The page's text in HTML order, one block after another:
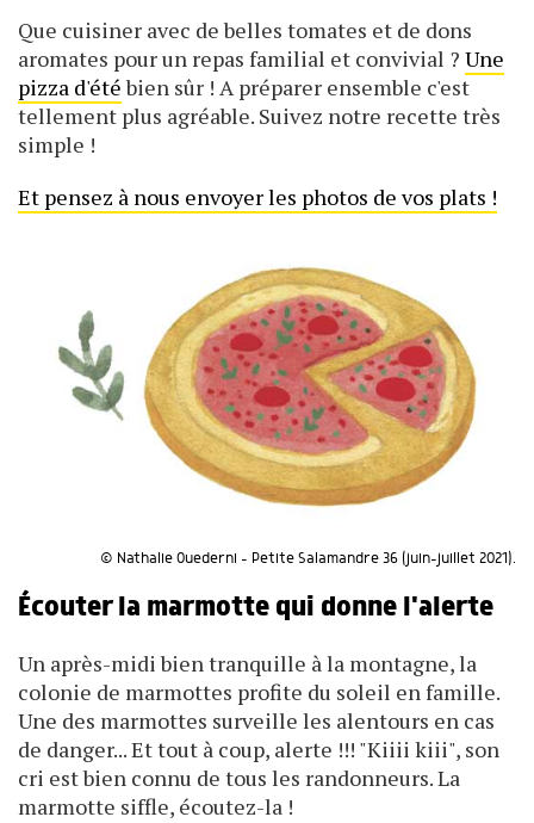
Que cuisiner avec de belles tomates et de dons
aromates pour un repas familial et convivial ? Une
pizza d'étébien sûr ! A préparer ensemble c'est
tellement plus agréable. Suivez notre recette très
simple !
Et pensez à nous envoyer les photos de vos plats !
© Nathalie Ouederni - Petite Salamandre 36 (juin-juillet 2021).
Écouter la marmotte qui donne l'alerte
Un après-midi bien tranquille à la montagne, la
colonie de marmottes profite du soleil en famille.
Une des marmottes surveille les alentours en cas
de danger... Et tout à coup, alerte !!! "Kiiii kiii", son
cri est bien connu de tous les randonneurs. La
marmotte siffle, écoutez-la !